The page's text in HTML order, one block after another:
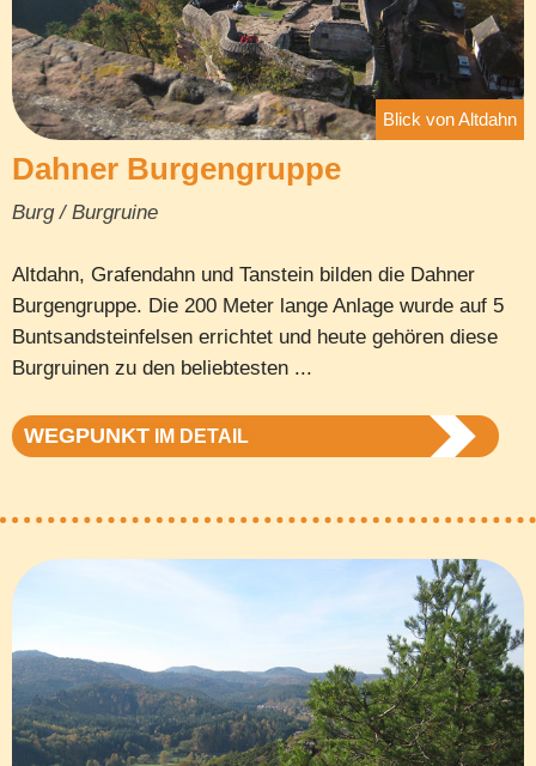
Blick von Altdahn
Dahner Burgengruppe
Burg / Burgruine
Altdahn, Grafendahn und Tanstein bilden die Dahner
Burgengruppe. Die 200 Meter lange Anlage wurde auf 5
Buntsandsteinfelsen errichtet und heute gehören diese
Burgruinen zu den beliebtesten ...
WEGPUNKT IM DETAIL